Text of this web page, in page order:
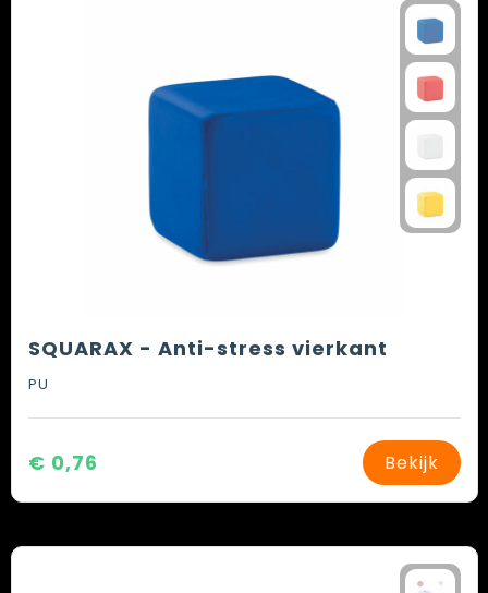
SQUARAX - Anti-stress vierkant
PU
€ 0,76 Bekijk